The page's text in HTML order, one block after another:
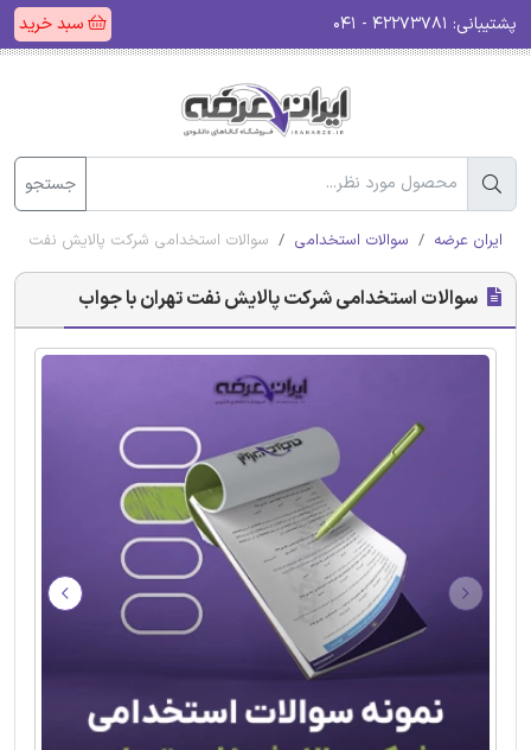
پشتیبانی: سبد خرید
جستجو
ایران عرضه سوالات استخدامی سوالات استخدامی شرکت پالایش نفت
سوالات استخدامی شرکت پالایش نفت تهران با جواب